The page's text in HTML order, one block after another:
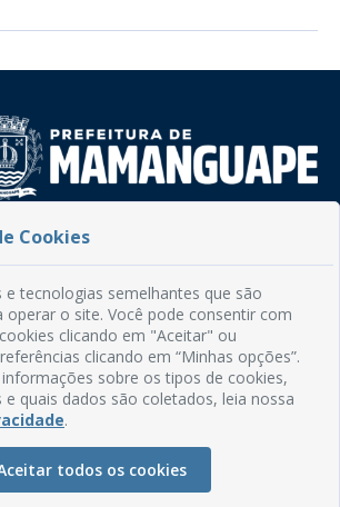
78, Centro
- Mamanguape/PB
à Sexta, das 08h às 13h
Mapa do Site
frequentes
de Navegação
Glossário
Cookies
tecnologias semelhantes que são
operar o site. Você pode consentir com
clicando em "Aceitar" ou
clicando em “Minhas opções”.
sobre os tipos de cookies,
quais dados são coletados, leia nossa
.
todos os cookies